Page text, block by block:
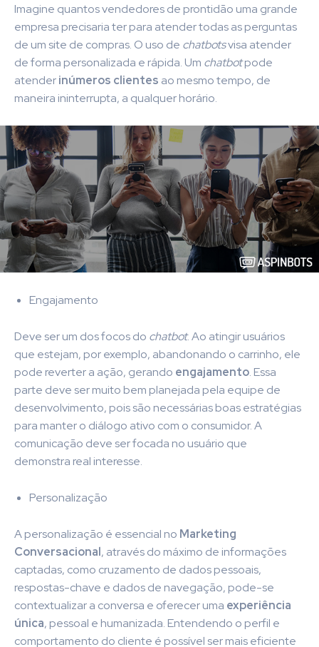
Imagine quantos vendedores de prontidão uma grande
empresa precisaria ter para atender todas as perguntas
de um site de compras. O uso de chatbotsvisa atender
de forma personalizada e rápida. Um chatbotpode
atenderinúmeros clientes ao mesmo tempo, de
maneira ininterrupta, a qualquer horário.
Engajamento
Deve ser um dos focos do chatbot. Ao atingir usuários
que estejam, por exemplo, abandonando o carrinho, ele
pode reverter a ação, gerando engajamento. Essa
parte deve ser muito bem planejada pela equipe de
desenvolvimento, pois são necessárias boas estratégias
para manter o diálogo ativo com o consumidor. A
comunicação deve ser focada no usuário que
demonstra real interesse.
Personalização
A personalização é essencial no Marketing
Conversacional, através do máximo de informações
captadas, como cruzamento de dados pessoais,
respostas-chave e dados de navegação, pode-se
contextualizar a conversa e oferecer uma experiência
única, pessoal e humanizada. Entendendo o perfil e
comportamento do cliente é possível ser mais eficiente